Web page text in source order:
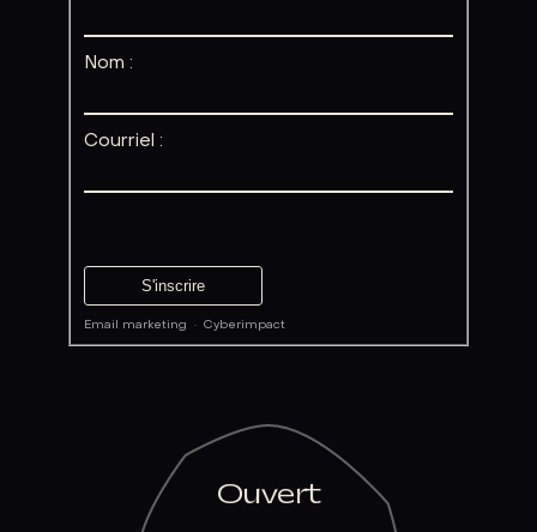
Nom :
Courriel :
Email marketing ·Cyberimpact
Ouvert